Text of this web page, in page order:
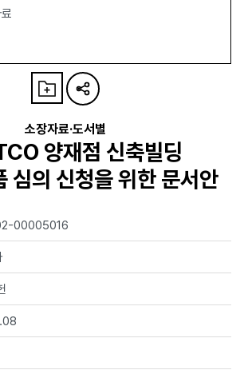
소장자료·도서별
양재점 신축빌딩
심의 신청을 위한 문서안
00005016